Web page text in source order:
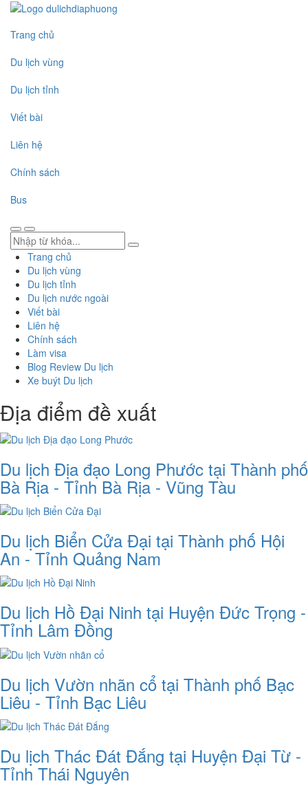
Trang chủ
Du lịch vùng
Du lịch tỉnh
Viết bài
Liên hệ
Chính sách
Bus
Trang chủ
Du lịch vùng
Du lịch tỉnh
Du lịch nước ngoài
Viết bài
Liên hệ
Chính sách
Làm visa
Blog Review Du lịch
Xe buýt Du lịch
Địa điểm đề xuất
Du lịch Địa đạo Long Phước tại Thành phố
Bà Rịa - Tỉnh Bà Rịa - Vũng Tàu
Du lịch Biển Cửa Đại tại Thành phố Hội
An - Tỉnh Quảng Nam
Du lịch Hồ Đại Ninh tại Huyện Đức Trọng -
Tỉnh Lâm Đồng
Du lịch Vườn nhãn cổ tại Thành phố Bạc
Liêu - Tỉnh Bạc Liêu
Du lịch Thác Đát Đắng tại Huyện Đại Từ -
Tỉnh Thái Nguyên